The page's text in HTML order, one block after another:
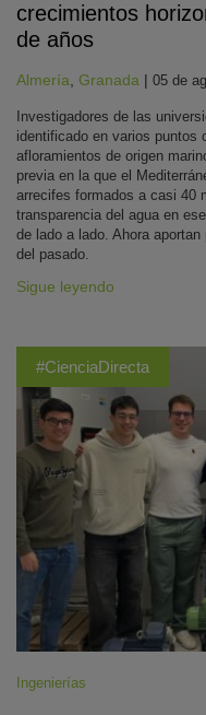
crecimientos
de años
Almería Granada | 05 de
Investigadores de las
identificado en varios puntos
afloramientos de origen
previa en la que el
arrecifes formados a casi 40
transparencia del agua en
de lado a lado. Ahora
del pasado.
Sigue leyendo
#CienciaDirecta
Ingenierías